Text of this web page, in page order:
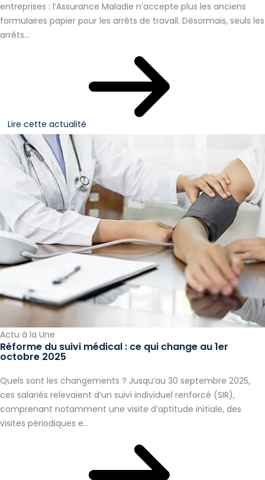
entreprises : l’Assurance Maladie n’accepte plus les anciens
formulaires papier pour les arrêts de travail. Désormais, seuls les
arrêts...
Lire cette actualité
Actu à la Une
Réforme du suivi médical : ce qui change au 1er
octobre 2025
Quels sont les changements ? Jusqu’au 30 septembre 2025,
ces salariés relevaient d’un suivi individuel renforcé (SIR),
comprenant notamment une visite d’aptitude initiale, des
visites périodiques e...